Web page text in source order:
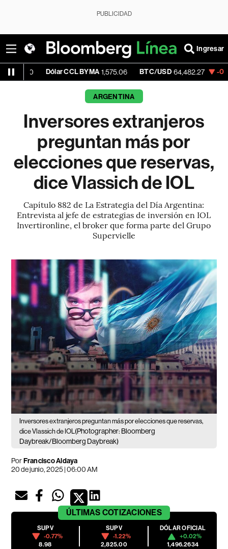
PUBLICIDAD
Ingresar
Dólar CCL BYMA 1,575.06 BTC/USD 64,482.27 -0.47% ETH/
ARGENTINA
Inversores extranjeros
preguntan más por
elecciones que reservas,
dice Vlassich de IOL
Capítulo 882 de La Estrategia del Día Argentina:
Entrevista al jefe de estrategias de inversión en IOL
Invertironline, el broker que forma parte del Grupo
Supervielle
Inversores extranjeros preguntan más por elecciones que reservas,
dice Vlassich de IOL(Photographer: Bloomberg
Daybreak/Bloomberg Daybreak)
PorFrancisco Aldaya
20 de junio, 2025 | 06:00 AM
ÚLTIMAS COTIZACIONES
SUPV
-0.77%
8.98
SUPV
-1.22%
2,825.00
DÓLAR OFICIAL
+0.02%
1,496.2634